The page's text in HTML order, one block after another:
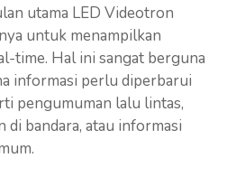
utama LED Videotron
untuk menampilkan
time. Hal ini sangat berguna
informasi perlu diperbarui
pengumuman lalu lintas,
di bandara, atau informasi